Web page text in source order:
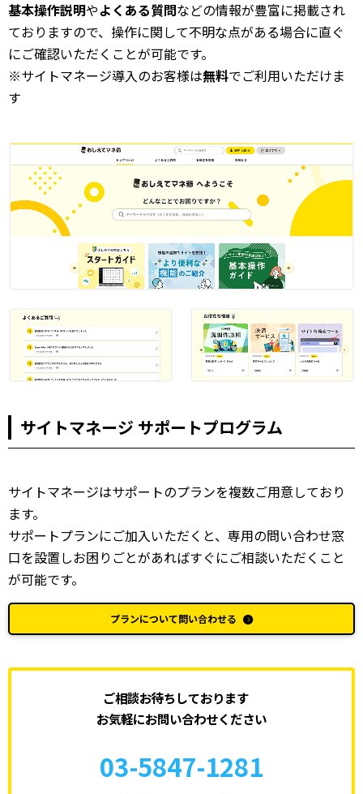
基本操作説明やよくある質問などの情報が豊富に掲載され
ておりますので、操作に関して不明な点がある場合に直ぐ
にご確認いただくことが可能です。
※サイトマネージ導入のお客様は無料でご利用いただけま
す
サイトマネージ サポートプログラム
サイトマネージはサポートのプランを複数ご用意しており
ます。
サポートプランにご加入いただくと、専用の問い合わせ窓
口を設置しお困りごとがあればすぐにご相談いただくこと
が可能です。
プランについて問い合わせる
ご相談お待ちしております
お気軽にお問い合わせください
03-5847-1281